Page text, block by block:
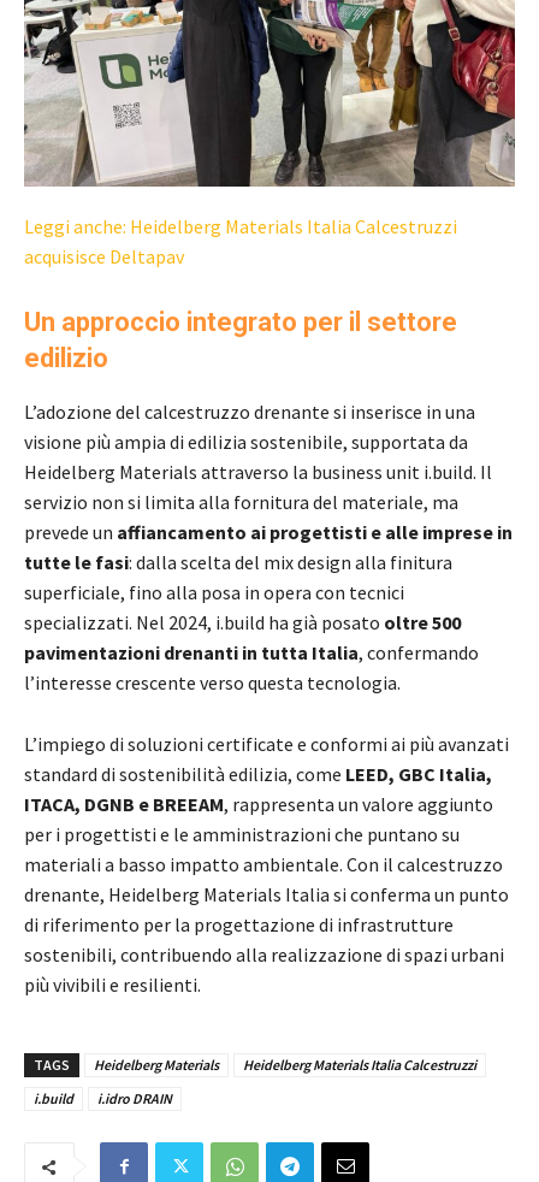
Leggi anche: Heidelberg Materials Italia Calcestruzzi
acquisisce Deltapav
Un approccio integrato per il settore
edilizio
L’adozione del calcestruzzo drenante si inserisce in una
visione più ampia di edilizia sostenibile, supportata da
Heidelberg Materials attraverso la business unit i.build. Il
servizio non si limita alla fornitura del materiale, ma
prevede un affiancamento ai progettisti e alle imprese in
tutte le fasi: dalla scelta del mix design alla finitura
superficiale, fino alla posa in opera con tecnici
specializzati. Nel 2024, i.build ha già posato oltre 500
pavimentazioni drenanti in tutta Italia, confermando
l’interesse crescente verso questa tecnologia.
L’impiego di soluzioni certificate e conformi ai più avanzati
standard di sostenibilità edilizia, come LEED, GBC Italia,
ITACA, DGNB e BREEAM, rappresenta un valore aggiunto
per i progettisti e le amministrazioni che puntano su
materiali a basso impatto ambientale. Con il calcestruzzo
drenante, Heidelberg Materials Italia si conferma un punto
di riferimento per la progettazione di infrastrutture
sostenibili, contribuendo alla realizzazione di spazi urbani
più vivibili e resilienti.
TAGS Heidelberg Materials
Heidelberg Materials Italia Calcestruzzi
i.build
i.idro DRAIN